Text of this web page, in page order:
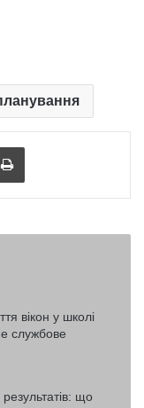
поштоюНадрукувати
вікон у школі
службове
що